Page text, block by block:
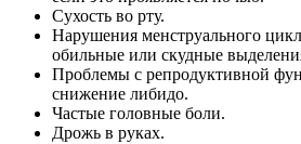
Сухость во рту.
Нарушения менструального
обильные или скудные
Проблемы с репродуктивной
снижение либидо.
Частые головные боли.
Дрожь в руках.